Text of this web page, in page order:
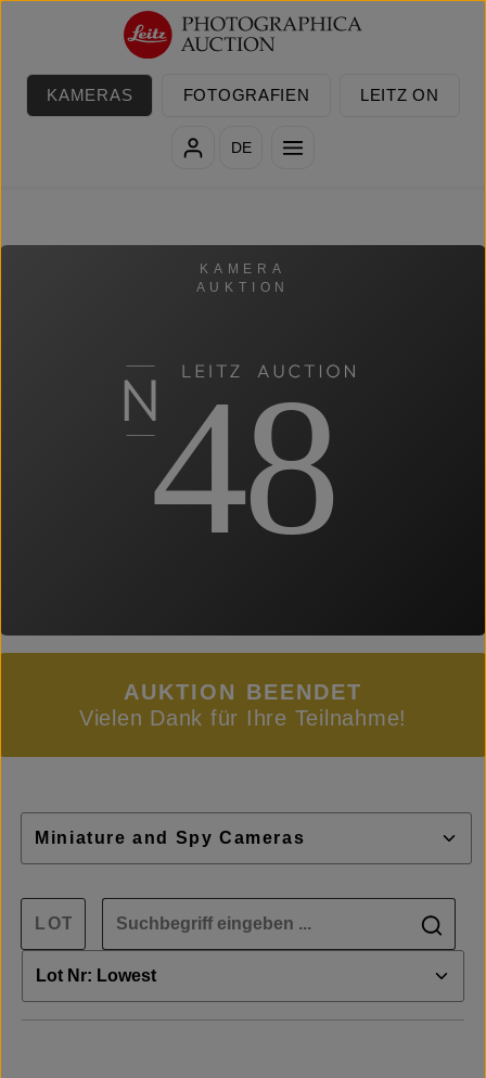
Zum Hauptinhalt springen
KAMERAS FOTOGRAFIEN LEITZ ON
DE
KAMERA
AUKTION
48
AUKTION BEENDET
Vielen Dank für Ihre Teilnahme!